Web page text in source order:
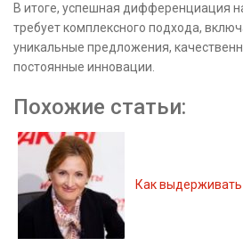
В итоге, успешная дифференциация
требует комплексного подхода,
уникальные предложения,
постоянные инновации.
Похожие статьи:
Как